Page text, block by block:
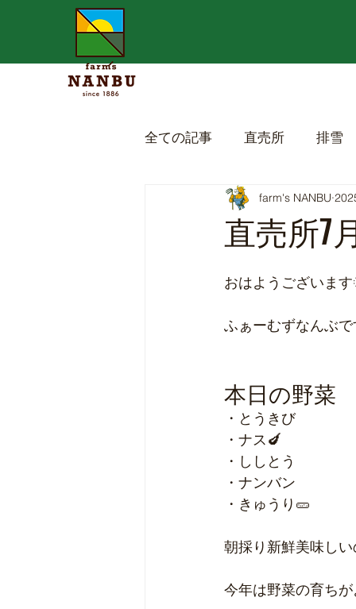
全ての記事 直売所 排雪
直売所7
farm's NANBU
おはようございま
ふぁーむずなんぶ
本日の野菜
・とうきび
・ナス🍆
・ししとう
・ナンバン
・きゅうり🥒
朝採り新鮮美味し
今年は野菜の育ち